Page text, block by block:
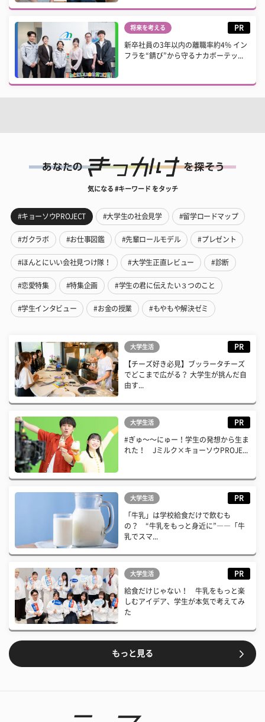
将来を考える PR
新卒社員の3年以内の離職率約4% イン
フラを“錆び”から守るナカボーテッ...
気になる #キーワード をタッチ
#キョーソウPROJECT #大学生の社会見学 #留学ロードマップ
#ガクラボ #お仕事図鑑 #先輩ロールモデル #プレゼント
#ほんとにいい会社見つけ隊！ #大学生正直レビュー #診断
#恋愛特集 #特集企画 #学生の君に伝えたい３つのこと
#学生インタビュー #お金の授業 #もやもや解決ゼミ
大学生活 PR
【チーズ好き必見】ブッラータチーズ
でどこまで広がる？ 大学生が挑んだ自
由す...
大学生活 PR
#ぎゅ〜〜にゅー！学生の発想から生ま
れた！ Jミルク×キョーソウPROJE...
大学生活 PR
「牛乳」は学校給食だけで飲むも
の？ “牛乳をもっと身近に”――「牛
乳でスマ...
大学生活 PR
給食だけじゃない！ 牛乳をもっと楽
しむアイデア、学生が本気で考えてみ
た
もっと見る